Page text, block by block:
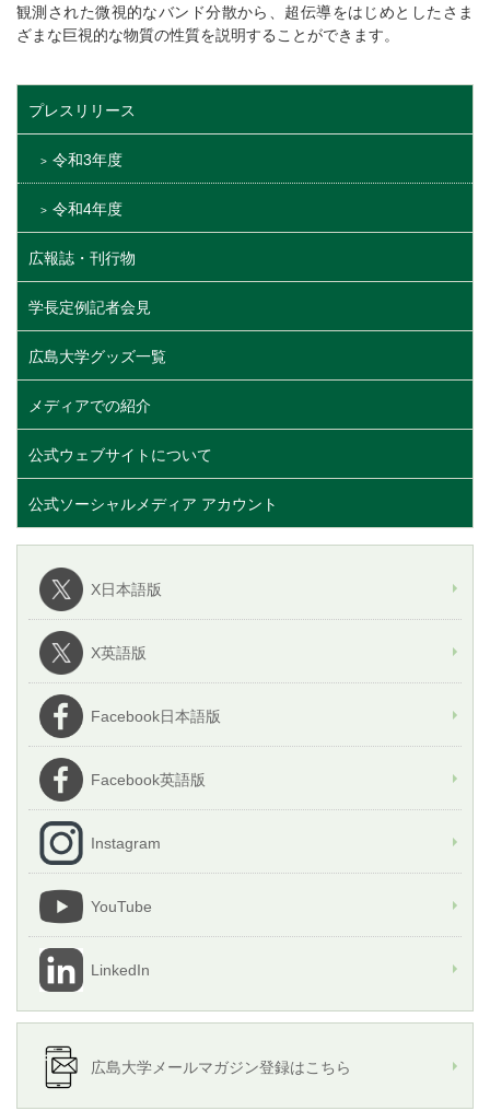
観測された微視的なバンド分散から、超伝導をはじめとしたさま
ざまな巨視的な物質の性質を説明することができます。
プレスリリース
令和3年度
令和4年度
広報誌・刊行物
学長定例記者会見
広島大学グッズ一覧
メディアでの紹介
公式ウェブサイトについて
公式ソーシャルメディア アカウント
X日本語版
X英語版
Facebook日本語版
Facebook英語版
Instagram
YouTube
LinkedIn
広島大学メールマガジン登録はこちら